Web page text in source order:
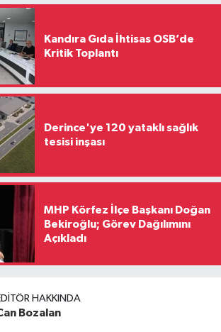
Kandıra Gıda İhtisas OSB’de
Kritik Toplantı
Derince'ye 120 yataklı sağlık
tesisi inşası
MHP Körfez İlçe Başkanı Doğan
Bekiroğlu; Görev Dağılımını
Açıkladı
HAKKINDA
Bozalan